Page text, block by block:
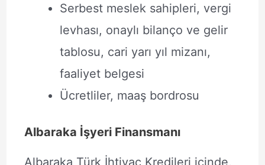
Serbest meslek sahipleri, vergi
levhası, onaylı bilanço ve gelir
tablosu, cari yarı yıl mizanı,
faaliyet belgesi
Ücretliler, maaş bordrosu
Albaraka İşyeri Finansmanı
Albaraka Türk İhtiyaç Kredileri içinde,